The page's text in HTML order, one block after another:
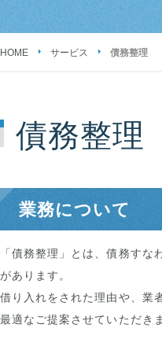
HOME サービス 債務整理
債務整理
業務について
「債務整理」とは、債務す
があります。
借り入れをされた理由や、業
最適なご提案させていただき